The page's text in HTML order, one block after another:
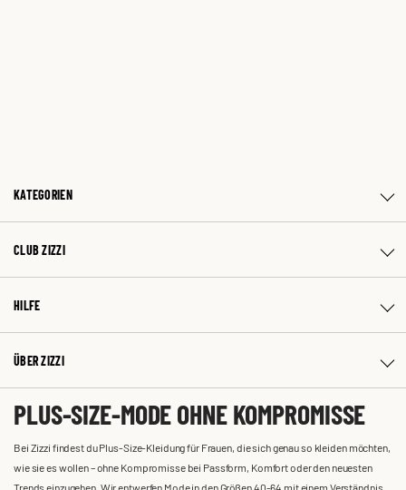
KATEGORIEN
CLUB ZIZZI
HILFE
ÜBER ZIZZI
PLUS-SIZE-MODE OHNE KOMPROMISSE
Bei Zizzi findest du Plus-Size-Kleidung für Frauen, die sich genau so kleiden möchten,
wie sie es wollen – ohne Kompromisse bei Passform, Komfort oder den neuesten